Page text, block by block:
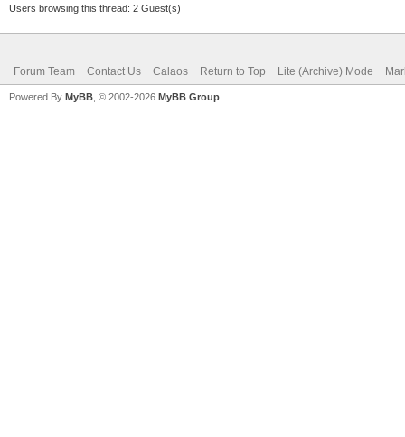
Users browsing this thread: 2 Guest(s)
Forum Team Contact Us Calaos Return to Top Lite (Archive) Mode
Powered By MyBB , © 2002-2026 MyBB Group